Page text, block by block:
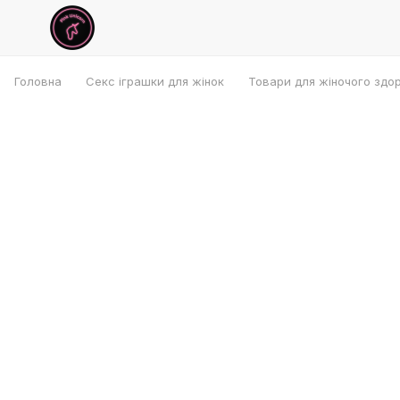
Головна Секс іграшки для жінок Товари для жіночого